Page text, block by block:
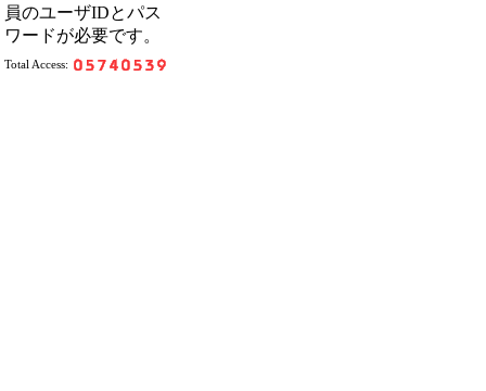
員のユーザIDとパス
ワードが必要です。
Total Access: